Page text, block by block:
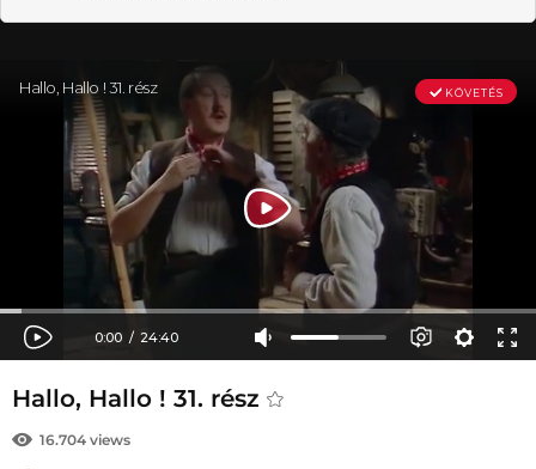
Hallo, Hallo ! 31. rész
16.704 views